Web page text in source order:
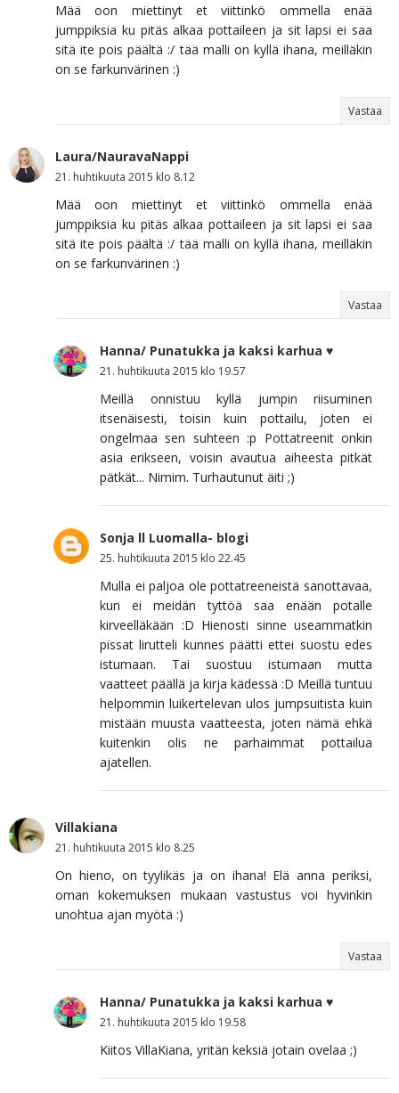
Mää oon miettinyt et viittinkö ommella enää
jumppiksia ku pitäs alkaa pottaileen ja sit lapsi ei saa
sitä ite pois päältä :/ tää malli on kyllä ihana, meilläkin
on se farkunvärinen :)
Vastaa
Laura/NauravaNappi
21. huhtikuuta 2015 klo 8.12
Mää oon miettinyt et viittinkö ommella enää
jumppiksia ku pitäs alkaa pottaileen ja sit lapsi ei saa
sitä ite pois päältä :/ tää malli on kyllä ihana, meilläkin
on se farkunvärinen :)
Vastaa
Hanna/ Punatukka ja kaksi karhua ♥
21. huhtikuuta 2015 klo 19.57
Meillä onnistuu kyllä jumpin riisuminen
itsenäisesti, toisin kuin pottailu, joten ei
ongelmaa sen suhteen :p Pottatreenit onkin
asia erikseen, voisin avautua aiheesta pitkät
pätkät... Nimim. Turhautunut äiti ;)
Sonja ll Luomalla- blogi
25. huhtikuuta 2015 klo 22.45
Mulla ei paljoa ole pottatreeneistä sanottavaa,
kun ei meidän tyttöä saa enään potalle
kirveelläkään :D Hienosti sinne useammatkin
pissat lirutteli kunnes päätti ettei suostu edes
istumaan. Tai suostuu istumaan mutta
vaatteet päällä ja kirja kädessä :D Meillä tuntuu
helpommin luikertelevan ulos jumpsuitista kuin
mistään muusta vaatteesta, joten nämä ehkä
kuitenkin olis ne parhaimmat pottailua
ajatellen.
Villakiana
21. huhtikuuta 2015 klo 8.25
On hieno, on tyylikäs ja on ihana! Elä anna periksi,
oman kokemuksen mukaan vastustus voi hyvinkin
unohtua ajan myötä :)
Vastaa
Hanna/ Punatukka ja kaksi karhua ♥
21. huhtikuuta 2015 klo 19.58
Kiitos VillaKiana, yritän keksiä jotain ovelaa ;)